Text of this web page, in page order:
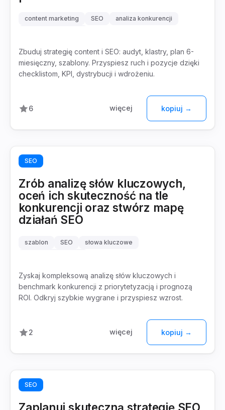
content marketing SEO
analiza konkurencji
Zbuduj strategię content i SEO: audyt, klastry, plan 6-
miesięczny, szablony. Przyspiesz ruch i pozycje dzięki
checklistom, KPI, dystrybucji i wdrożeniu.
6 więcej kopiuj →
SEO
Zrób analizę słów kluczowych,
oceń ich skuteczność na tle
konkurencji oraz stwórz mapę
działań SEO
szablon SEO
słowa kluczowe
Zyskaj kompleksową analizę słów kluczowych i
benchmark konkurencji z priorytetyzacją i prognozą
ROI. Odkryj szybkie wygrane i przyspiesz wzrost.
2 więcej kopiuj →
SEO
Zaplanuj skuteczną strategię SEO